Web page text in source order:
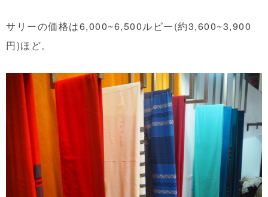
サリーの価格は6,000~6,500ルピー(約3,600~3,900
円)ほど。